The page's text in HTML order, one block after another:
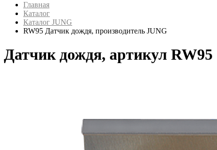
Главная
Каталог
Каталог JUNG
RW95 Датчик дождя, производитель JUNG
Датчик дождя, артикул RW95